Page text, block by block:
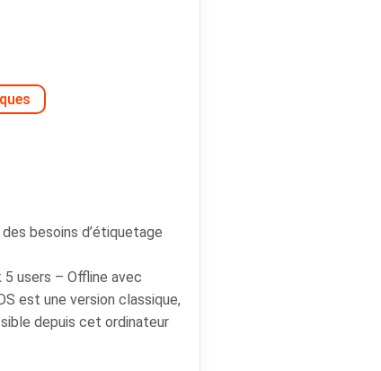
besoins d’étiquetage
users – Offline avec
est une version classique,
depuis cet ordinateur